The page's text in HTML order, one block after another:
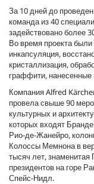
За 10 дней до
команда из 40
задействовано более
Во время проекта
инкапсуляция,
кристаллизация,
граффити, нанесенные
Компания Alfred
провела свыше 90
культурных и
которых входят
Рио-де-Жанейро,
Колоссы Мемнона в
тысяч лет,
президентов на горе
Спейс-Нидл.